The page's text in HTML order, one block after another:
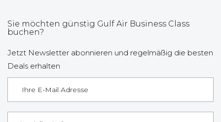
Sie möchten günstig Gulf Air Business Class
buchen?
Jetzt Newsletter abonnieren und regelmäßig die besten
Deals erhalten